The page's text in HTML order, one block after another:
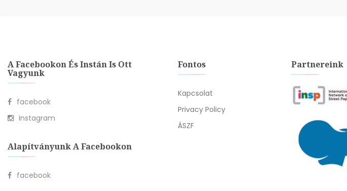
A Facebookon És Instán Is Ott
Vagyunk
facebook
Instagram
Alapítványunk A Facebookon
facebook
Fontos
Kapcsolat
Privacy Policy
ÁSZF
Partnereink